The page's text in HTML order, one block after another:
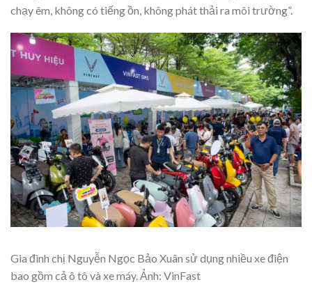
chạy êm, không có tiếng ồn, không phát thải ra môi trường”.
Gia đình chị Nguyễn Ngọc Bảo Xuân sử dụng nhiều xe điện
bao gồm cả ô tô và xe máy. Ảnh: VinFast